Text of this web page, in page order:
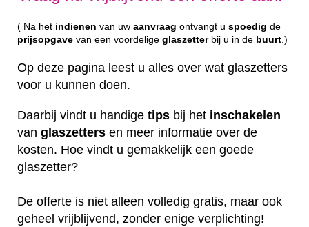
( Na het indienen van uw aanvraag ontvangt u spoedig de
prijsopgave van een voordelige glaszetterbij u in de buurt .)
Op deze pagina leest u alles over wat glaszetters
voor u kunnen doen.
Daarbij vindt u handige tips bij het inschakelen
van glaszetters en meer informatie over de
kosten. Hoe vindt u gemakkelijk een goede
glaszetter?
De offerte is niet alleen volledig gratis, maar ook
geheel vrijblijvend, zonder enige verplichting!